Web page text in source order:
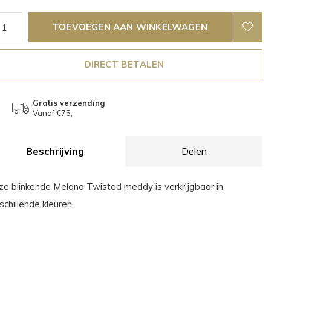
TOEVOEGEN AAN WINKELWAGEN
DIRECT BETALEN
Gratis verzending
Vanaf €75,-
Beschrijving Delen
blinkende Melano Twisted meddy is verkrijgbaar in
kleuren.